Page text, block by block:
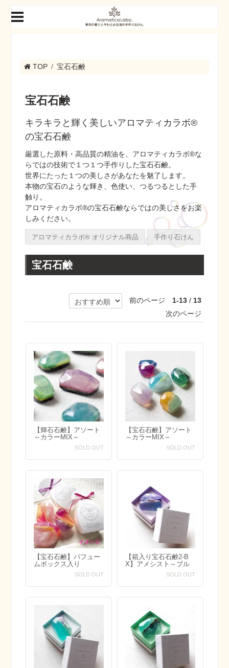
TOP 宝石石鹸
宝石石鹸
キラキラと輝く美しいアロマティカラボ®
の宝石石鹸
厳選した原料・高品質の精油を、アロマティカラボ®な
らではの技術で１つ１つ手作りした宝石石鹸。
世界にたった１つの美しさがあなたを魅了します。
本物の宝石のような輝き、色使い、つるつるとした手
触り。
アロマティカラボ®の宝石石鹸ならではの美しさをお楽
しみください。
アロマティカラボ® オリジナル商品 手作り石けん
宝石石鹸
前のページ 1-13 / 13
次のページ
【輝石石鹸】アソート
～カラーMIX～
SOLD OUT
【宝石石鹸】アソート
～カラーMIX～
SOLD OUT
【宝石石鹸】パフュー
ムボックス入り
SOLD OUT
【箱入り宝石石鹸2-B
X】アメシスト～ブル
ーパープル系カラー～
SOLD OUT